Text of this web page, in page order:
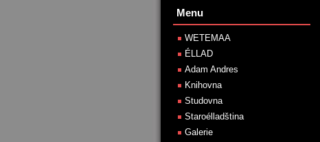
Menu
WETEMAA
ÉLLAD
Adam Andres
Knihovna
Studovna
Staroélladština
Galerie